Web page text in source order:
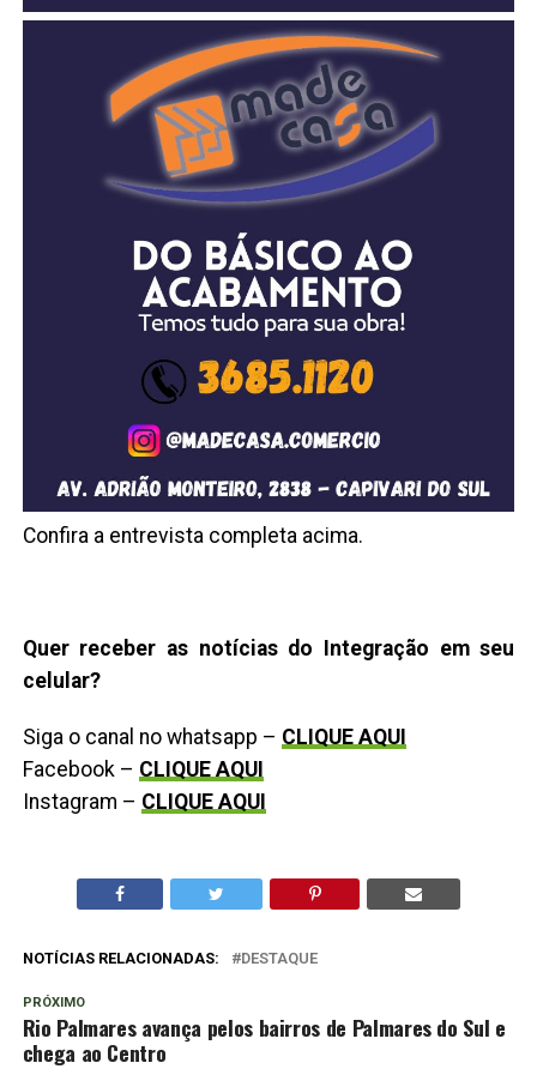
Confira a entrevista completa acima.
Quer receber as notícias do Integração em seu
celular?
Siga o canal no whatsapp – CLIQUE AQUI
Facebook – CLIQUE AQUI
Instagram – CLIQUE AQUI
NOTÍCIAS RELACIONADAS: DESTAQUE
PRÓXIMO
Rio Palmares avança pelos bairros de Palmares do Sul e
chega ao Centro